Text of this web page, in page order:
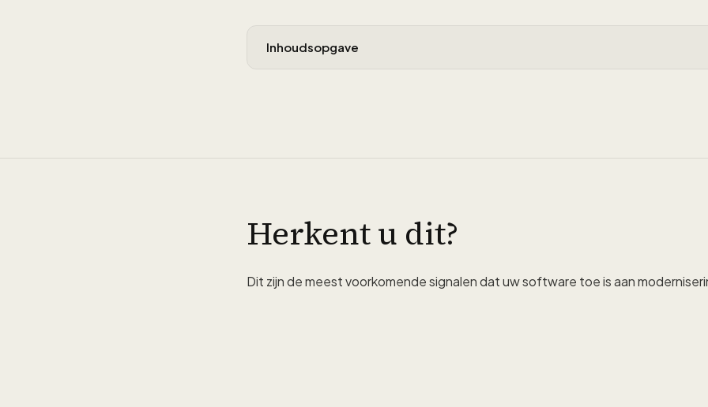
Inhoudsopgave
Herkent u dit?
Dit zijn de meest voorkomende signalen dat uw software toe is aan